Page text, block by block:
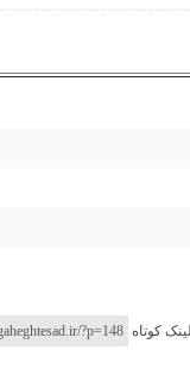
لینک کوتاه